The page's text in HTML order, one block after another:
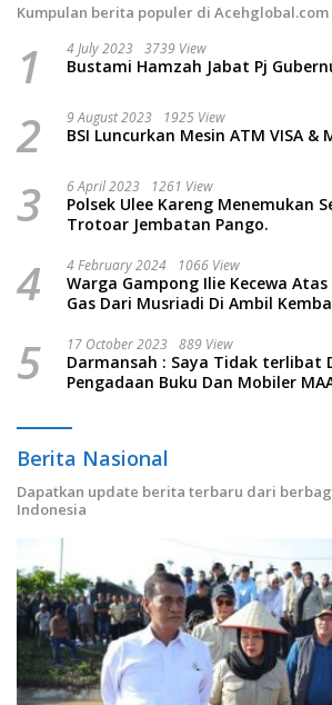
Kumpulan berita populer di Acehglobal.com
1 4 July 2023 3739 View
Bustami Hamzah Jabat Pj
2 9 August 2023 1925 View
BSI Luncurkan Mesin ATM VISA &
3 6 April 2023 1261 View
Polsek Ulee Kareng Menemukan
Trotoar Jembatan Pango.
4 4 February 2024 1066 View
Warga Gampong Ilie Kecewa
Gas Dari Musriadi Di Ambil
5 17 October 2023 889 View
Darmansah : Saya Tidak terlibat
Pengadaan Buku Dan Mobiler
Berita Nasional
Dapatkan update berita terbaru dari
Indonesia